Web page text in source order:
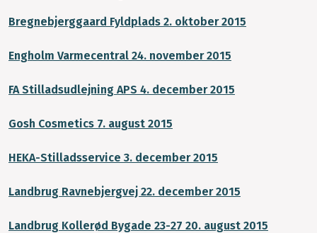
Bregnebjerggaard Fyldplads 2. oktober 2015
Engholm Varmecentral 24. november 2015
FA Stilladsudlejning APS 4. december 2015
Gosh Cosmetics 7. august 2015
HEKA-Stilladsservice 3. december 2015
Landbrug Ravnebjergvej 22. december 2015
Landbrug Kollerød Bygade 23-27 20. august 2015